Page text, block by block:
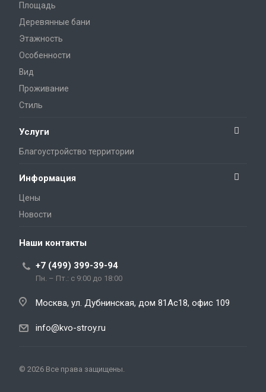
Площадь
Деревянные бани
Этажность
Особенности
Вид
Проживание
Стиль
Услуги
Благоустройство территории
Информация
Цены
Новости
Наши контакты
+7 (499) 399-39-94
Пн. – Пт.: с 9:00 до 18:00
Москва, ул. Дубнинская, дом 81Ас18, офис 109
info@kvo-stroy.ru
© 2026 Все права защищены.